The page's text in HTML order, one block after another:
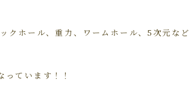
クホール、重力、ワームホール、5次元など
ています！！